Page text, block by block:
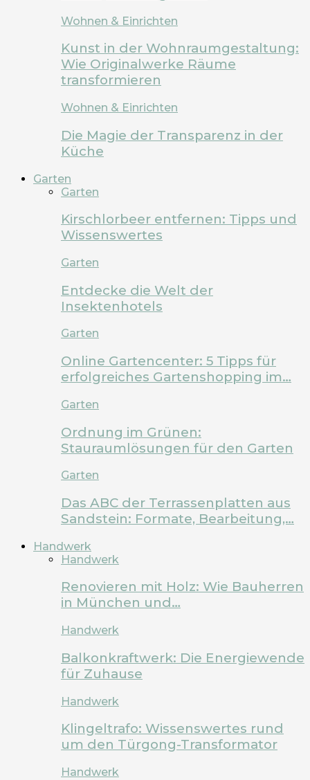
Wohnen & Einrichten
Kunst in der Wohnraumgestaltung:
Wie Originalwerke Räume
transformieren
Wohnen & Einrichten
Die Magie der Transparenz in der
Küche
Garten
Garten
Kirschlorbeer entfernen: Tipps und
Wissenswertes
Garten
Entdecke die Welt der
Insektenhotels
Garten
Online Gartencenter: 5 Tipps für
erfolgreiches Gartenshopping im…
Garten
Ordnung im Grünen:
Stauraumlösungen für den Garten
Garten
Das ABC der Terrassenplatten aus
Sandstein: Formate, Bearbeitung,…
Handwerk
Handwerk
Renovieren mit Holz: Wie Bauherren
in München und…
Handwerk
Balkonkraftwerk: Die Energiewende
für Zuhause
Handwerk
Klingeltrafo: Wissenswertes rund
um den Türgong-Transformator
Handwerk